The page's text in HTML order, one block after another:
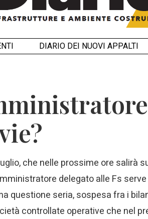
DIARIO DEI NUOVI APPALTI
che nelle prossime ore salirà
delegato alle Fs
questione seria, sospesa fra i
controllate operative che nel